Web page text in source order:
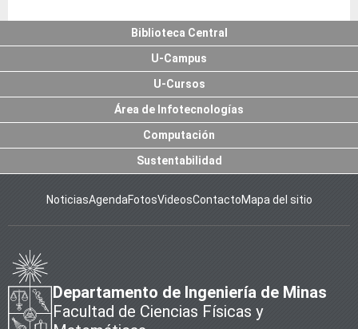
Biblioteca Central
U-Campus
U-Cursos
Área de Infotecnologías
Computación
Sustentabilidad
NoticiasAgendaFotosVideosContactoMapa del sitio
Departamento de Ingeniería de Minas
Facultad de Ciencias Físicas y